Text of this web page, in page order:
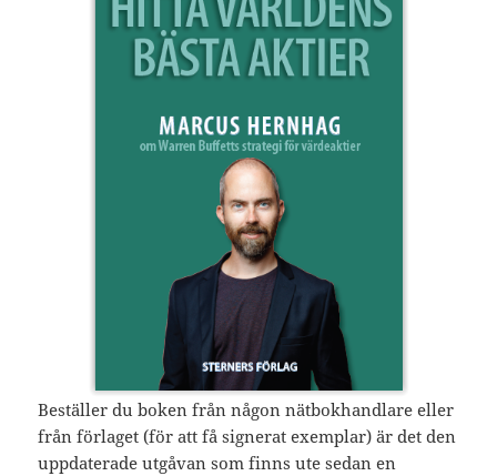
Beställer du boken från någon nätbokhandlare eller
från förlaget (för att få signerat exemplar) är det den
uppdaterade utgåvan som finns ute sedan en